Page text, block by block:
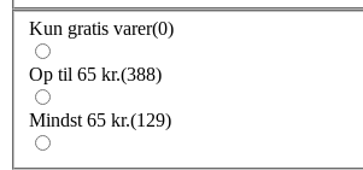
Kun gratis varer(0)
Op til 65 kr.(388)
Mindst 65 kr.(129)